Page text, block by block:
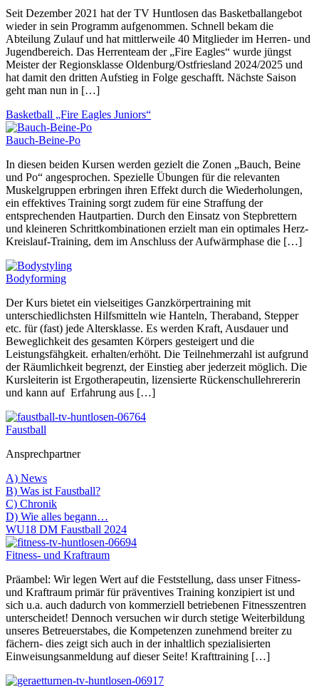
Seit Dezember 2021 hat der TV Huntlosen das Basketballangebot
wieder in sein Programm aufgenommen. Schnell bekam die
Abteilung Zulauf und hat mittlerweile 40 Mitglieder im Herren- und
Jugendbereich. Das Herrenteam der „Fire Eagles“ wurde jüngst
Meister der Regionsklasse Oldenburg/Ostfriesland 2024/2025 und
hat damit den dritten Aufstieg in Folge geschafft. Nächste Saison
geht man nun in […]
Basketball „Fire Eagles Juniors“
Bauch-Beine-Po
In diesen beiden Kursen werden gezielt die Zonen „Bauch, Beine
und Po“ angesprochen. Spezielle Übungen für die relevanten
Muskelgruppen erbringen ihren Effekt durch die Wiederholungen,
ein effektives Training sorgt zudem für eine Straffung der
entsprechenden Hautpartien. Durch den Einsatz von Stepbrettern
und kleineren Schrittkombinationen erzielt man ein optimales Herz-
Kreislauf-Training, dem im Anschluss der Aufwärmphase die […]
Bodyforming
Der Kurs bietet ein vielseitiges Ganzkörpertraining mit
unterschiedlichsten Hilfsmitteln wie Hanteln, Theraband, Stepper
etc. für (fast) jede Altersklasse. Es werden Kraft, Ausdauer und
Beweglichkeit des gesamten Körpers gesteigert und die
Leistungsfähgkeit. erhalten/erhöht. Die Teilnehmerzahl ist aufgrund
der Räumlichkeit begrenzt, der Einstieg aber jederzeit möglich. Die
Kursleiterin ist Ergotherapeutin, lizensierte Rückenschullehrererin
und kann auf Erfahrung aus […]
Faustball
Ansprechpartner
A) News
B) Was ist Faustball?
C) Chronik
D) Wie alles begann…
WU18 DM Faustball 2024
Fitness- und Kraftraum
Präambel: Wir legen Wert auf die Feststellung, dass unser Fitness-
und Kraftraum primär für präventives Training konzipiert ist und
sich u.a. auch dadurch von kommerziell betriebenen Fitnesszentren
unterscheidet! Dennoch versuchen wir durch stetige Weiterbildung
unseres Betreuerstabes, die Kompetenzen zunehmend breiter zu
fächern- dies zeigt sich auch in der inhaltlich spezialisierten
Einweisungsanmeldung auf dieser Seite! Krafttraining […]